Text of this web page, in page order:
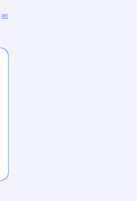
en